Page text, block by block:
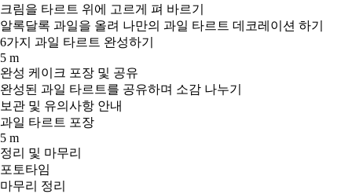
크림을 타르트 위에 고르게 펴 바르기
알록달록 과일을 올려 나만의 과일 타르트 데코레이션 하기
6가지 과일 타르트 완성하기
5 m
완성 케이크 포장 및 공유
완성된 과일 타르트를 공유하며 소감 나누기
보관 및 유의사항 안내
과일 타르트 포장
5 m
정리 및 마무리
포토타임
마무리 정리